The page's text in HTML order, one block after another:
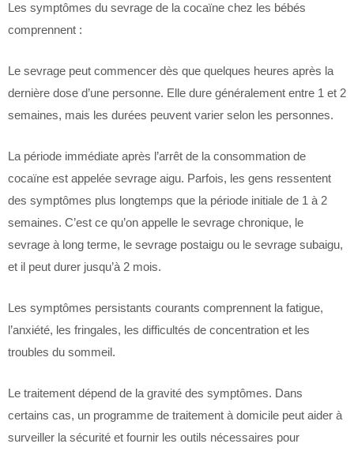
Les symptômes du sevrage de la cocaïne chez les bébés
comprennent :
Le sevrage peut commencer dès que quelques heures après la
dernière dose d’une personne. Elle dure généralement entre 1 et 2
semaines, mais les durées peuvent varier selon les personnes.
La période immédiate après l’arrêt de la consommation de
cocaïne est appelée sevrage aigu. Parfois, les gens ressentent
des symptômes plus longtemps que la période initiale de 1 à 2
semaines. C’est ce qu’on appelle le sevrage chronique, le
sevrage à long terme, le sevrage postaigu ou le sevrage subaigu,
et il peut durer jusqu’à 2 mois.
Les symptômes persistants courants comprennent la fatigue,
l’anxiété, les fringales, les difficultés de concentration et les
troubles du sommeil.
Le traitement dépend de la gravité des symptômes. Dans
certains cas, un programme de traitement à domicile peut aider à
surveiller la sécurité et fournir les outils nécessaires pour